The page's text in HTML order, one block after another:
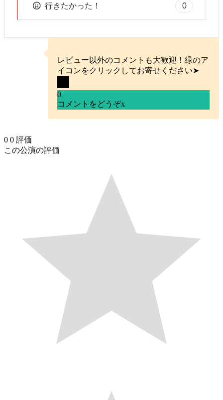
行きたかった！ 0
レビュー以外のコメントも大歓迎！緑のア
イコンをクリックしてお寄せください➤
0
コメントをどうぞx
0 0 評価
この公演の評価